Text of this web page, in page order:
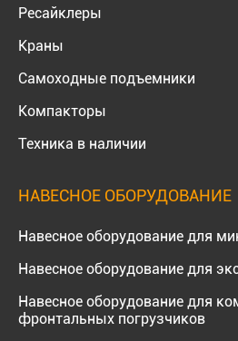
Ресайклеры
Краны
Самоходные подъемники
Компакторы
Техника в наличии
НАВЕСНОЕ ОБОРУДОВАНИЕ
Навесное оборудование для
Навесное оборудование для
Навесное оборудование для
фронтальных погрузчиков